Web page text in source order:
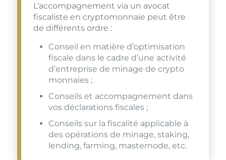
L’accompagnement via un avocat
fiscaliste en cryptomonnaie peut être
de différents ordre :
Conseil en matière d’optimisation
fiscale dans le cadre d’une activité
d’entreprise de minage de crypto
monnaies ;
Conseils et accompagnement dans
vos déclarations fiscales ;
Conseils sur la fiscalité applicable à
des opérations de minage, staking,
lending, farming, masternode, etc.